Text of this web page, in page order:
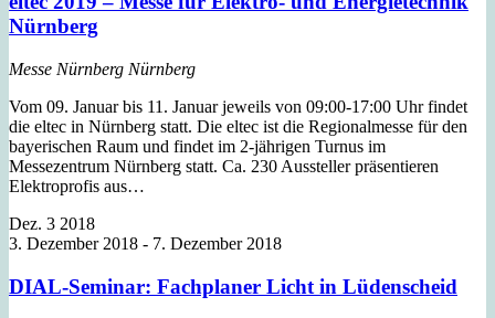
Nürnberg
Messe Nürnberg Nürnberg
Vom 09. Januar bis 11. Januar jeweils von 09:00-17:00 Uhr findet
die eltec in Nürnberg statt. Die eltec ist die Regionalmesse für den
bayerischen Raum und findet im 2-jährigen Turnus im
Messezentrum Nürnberg statt. Ca. 230 Aussteller präsentieren
Elektroprofis aus…
Dez. 3 2018
3. Dezember 2018 - 7. Dezember 2018
DIAL-Seminar: Fachplaner Licht in Lüdenscheid